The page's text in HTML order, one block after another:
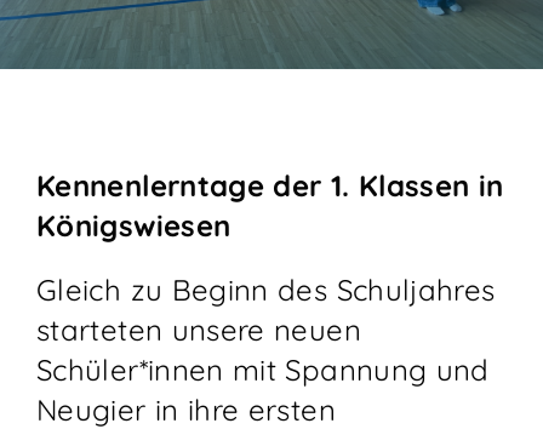
Kennenlerntage der 1. Klassen in
Königswiesen
Gleich zu Beginn des Schuljahres
starteten unsere neuen
Schüler*innen mit Spannung und
Neugier in ihre ersten